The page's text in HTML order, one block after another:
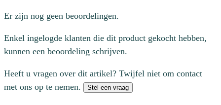
Er zijn nog geen beoordelingen.
Enkel ingelogde klanten die dit product gekocht hebben,
kunnen een beoordeling schrijven.
Heeft u vragen over dit artikel? Twijfel niet om contact
met ons op te nemen.
Stel een vraag